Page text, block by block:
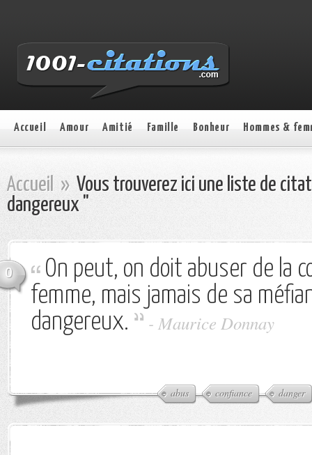
Accueil Amour Amitié Famille Bonheur Hommes &
Accueil » Vous trouverez ici une liste de
dangereux "
0
On peut, on doit abuser de la
femme, mais jamais de sa
dangereux.
- Maurice Donnay
abus confiance danger